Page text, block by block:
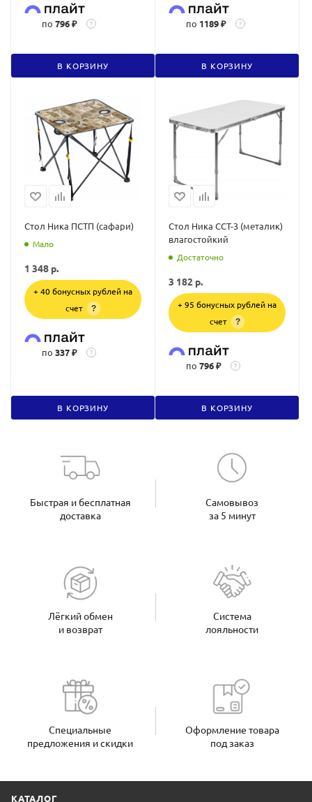
по 796 ₽ ?
В КОРЗИНУ
по 1189 ₽ ?
В КОРЗИНУ
Стол Ника ПСТП (сафари)
Мало
1 348 р.
+ 40 бонусных рублей на
счет
?
по 337 ₽ ?
В КОРЗИНУ
Стол Ника ССТ-3 (металик)
влагостойкий
Достаточно
3 182 р.
+ 95 бонусных рублей на
счет
?
по 796 ₽ ?
В КОРЗИНУ
Быстрая и бесплатная
доставка
Самовывоз
за 5 минут
Лёгкий обмен
и возврат
Система
лояльности
Специальные
предложения и скидки
Оформление товара
под заказ
КАТАЛОГ